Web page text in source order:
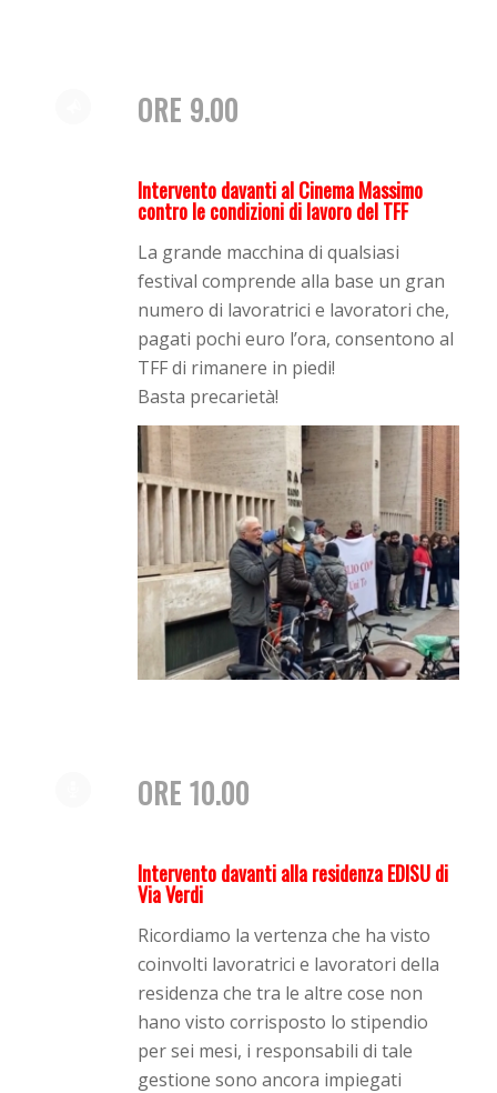
ORE 9.00
Intervento davanti al Cinema Massimo
contro le condizioni di lavoro del TFF
La grande macchina di qualsiasi
festival comprende alla base un gran
numero di lavoratrici e lavoratori che,
pagati pochi euro l’ora, consentono al
TFF di rimanere in piedi!
Basta precarietà!
ORE 10.00
Intervento davanti alla residenza EDISU di
Via Verdi
Ricordiamo la vertenza che ha visto
coinvolti lavoratrici e lavoratori della
residenza che tra le altre cose non
hano visto corrisposto lo stipendio
per sei mesi, i responsabili di tale
gestione sono ancora impiegati